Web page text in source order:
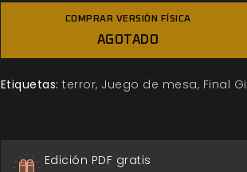
COMPRAR VERSIÓN FÍSICA
AGOTADO
Etiquetas: terror Juego de mesa Final
Edición PDF gratis